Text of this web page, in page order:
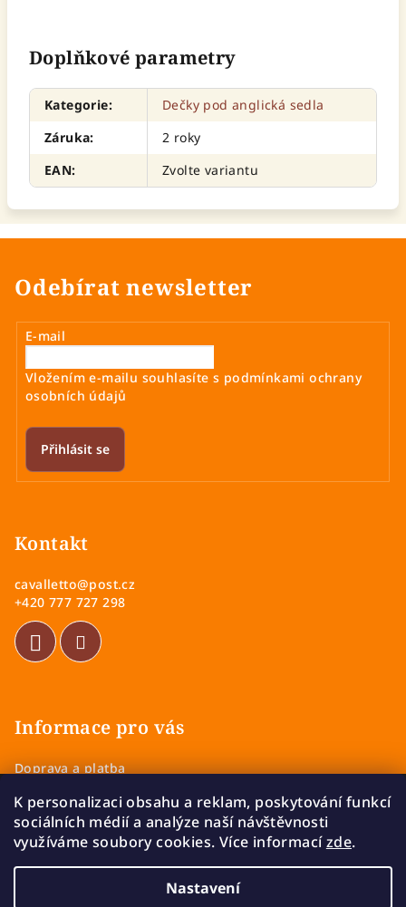
K personalizaci obsahu a reklam, poskytování funkcí
sociálních médií a analýze naší návštěvnosti
využíváme soubory cookies. Více informacízde.
Nastavení
Doplňkové parametry
Kategorie:
Dečky pod anglická sedla
Záruka:
2 roky
EAN: Zvolte variantu
Odebírat newsletter
E-mail
Vložením e-mailu souhlasíte s podmínkami ochrany
osobních údajů
Přihlásit se
Kontakt
cavalletto@post.cz
+420 777 727 298
Informace pro vás
Doprava a platba
Zásady ochrany osobních údajů
Vrácení a výměna zboží